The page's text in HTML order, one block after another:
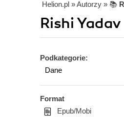
Helion.pl » Autorzy » 📚
Rishi
Podkategorie:
Dane
Format
Epub/Mobi